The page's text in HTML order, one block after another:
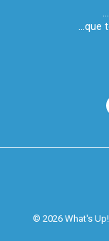
© 2026 What's